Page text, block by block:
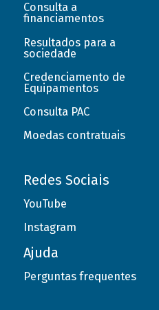
Consulta a
financiamentos
Resultados para a
sociedade
Credenciamento de
Equipamentos
Consulta PAC
Moedas contratuais
Redes Sociais
YouTube
Instagram
Ajuda
Perguntas frequentes